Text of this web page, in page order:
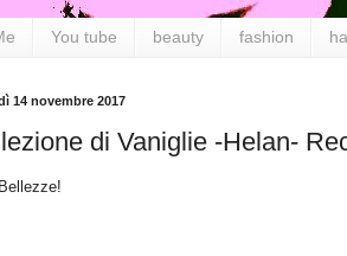
You tube beauty fashion
14 novembre 2017
di Vaniglie -Helan-